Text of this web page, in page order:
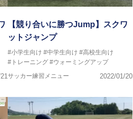
【競り合いに勝つJump】スクワ
ットジャンプ
#小学生向け #中学生向け #高校生向け
#トレーニング #ウォーミングアップ
サッカー練習メニュー
2022/01/20